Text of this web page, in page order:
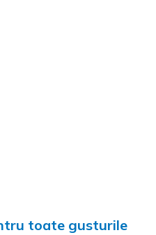
toate gusturile